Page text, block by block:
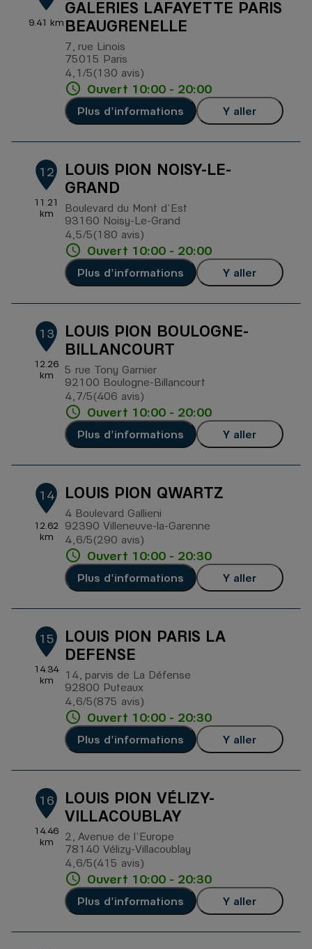
9.41 km
GALERIES LAFAYETTE PARIS
BEAUGRENELLE
7, rue Linois
75015 Paris
4,1 /5 Note de 4.1 sur 5
(130 avis)
Ouvert 10:00 - 20:00
Plus d'informations Y aller
12
11.21
km
LOUIS PION NOISY-LE-
GRAND
Boulevard du Mont d'Est
93160 Noisy-Le-Grand
4,5/5 Note de 4.5 sur 5
(180 avis)
Ouvert 10:00 - 20:00
Plus d'informations Y aller
13
12.26
km
LOUIS PION BOULOGNE-
BILLANCOURT
5 rue Tony Garnier
92100 Boulogne-Billancourt
4,7/5 Note de 4.7 sur 5
(406 avis)
Ouvert 10:00 - 20:00
Plus d'informations Y aller
14
12.62
km
LOUIS PION QWARTZ
4 Boulevard Gallieni
92390 Villeneuve-la-Garenne
4,6/5 Note de 4.6 sur 5
(290 avis)
Ouvert 10:00 - 20:30
Plus d'informations Y aller
15
14.34
km
LOUIS PION PARIS LA
DEFENSE
14, parvis de La Défense
92800 Puteaux
4,6/5 Note de 4.6 sur 5
(875 avis)
Ouvert 10:00 - 20:30
Plus d'informations Y aller
16
14.46
km
LOUIS PION VÉLIZY-
VILLACOUBLAY
2, Avenue de l'Europe
78140 Vélizy-Villacoublay
4,6/5 Note de 4.6 sur 5
(415 avis)
Ouvert 10:00 - 20:30
Plus d'informations Y aller